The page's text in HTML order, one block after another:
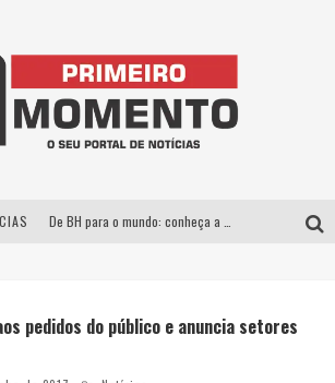
pedidos do público e anuncia setores